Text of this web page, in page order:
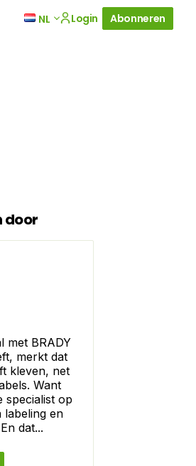
NL Login Abonneren
door
met BRADY
merkt dat
kleven, net
Want
specialist op
labeling en
dat...